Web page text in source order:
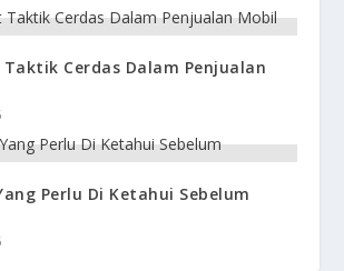
Cerdas Dalam Penjualan
Perlu Di Ketahui Sebelum